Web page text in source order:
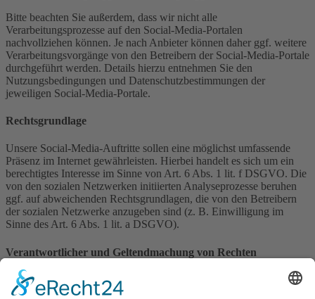
Bitte beachten Sie außerdem, dass wir nicht alle
Verarbeitungsprozesse auf den Social-Media-Portalen
nachvollziehen können. Je nach Anbieter können daher ggf. weitere
Verarbeitungsvorgänge von den Betreibern der Social-Media-Portale
durchgeführt werden. Details hierzu entnehmen Sie den
Nutzungsbedingungen und Datenschutzbestimmungen der
jeweiligen Social-Media-Portale.
Rechtsgrundlage
Unsere Social-Media-Auftritte sollen eine möglichst umfassende
Präsenz im Internet gewährleisten. Hierbei handelt es sich um ein
berechtigtes Interesse im Sinne von Art. 6 Abs. 1 lit. f DSGVO. Die
von den sozialen Netzwerken initiierten Analyseprozesse beruhen
ggf. auf abweichenden Rechtsgrundlagen, die von den Betreibern
der sozialen Netzwerke anzugeben sind (z. B. Einwilligung im
Sinne des Art. 6 Abs. 1 lit. a DSGVO).
Verantwortlicher und Geltendmachung von Rechten
Wenn Sie einen unserer Social-Media-Auftritte (z. B. Facebook)
besuchen, sind wir gemeinsam mit dem Betreiber der Social-Media-